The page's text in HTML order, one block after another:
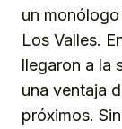
un
Los Valles.
llegaron a la
una ventaja
próximos.